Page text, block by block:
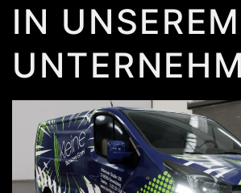
IN UNSEREM